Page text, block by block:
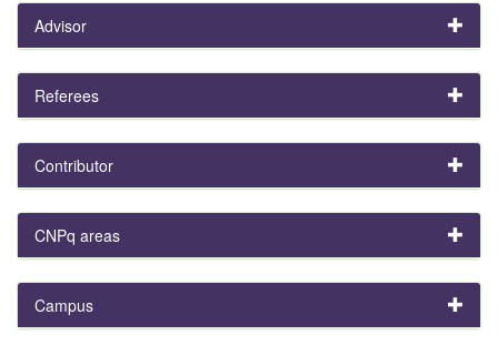
Advisor
Referees
Contributor
CNPq areas
Campus